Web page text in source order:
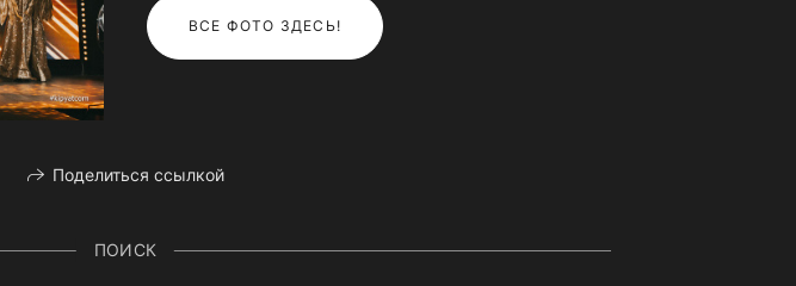
ВСЕ ФОТО ЗДЕСЬ!
Поделиться ссылкой
ПОИСК